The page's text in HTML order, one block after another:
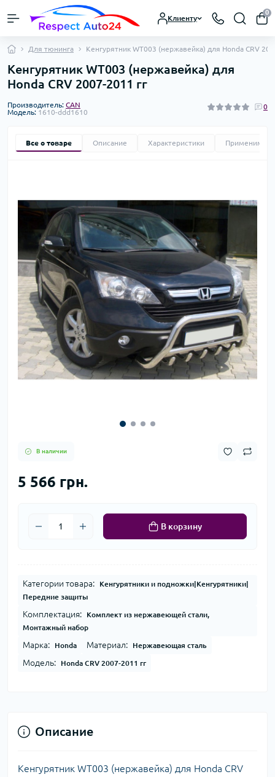
Клиенту
0
Для тюнинга Кенгурятник WT003 (нержавейка) для Honda CRV
Кенгурятник WT003 (нержавейка) для
Honda CRV 2007-2011 гг
Производитель: CAN
Модель: 1610-ddd1610
0
Все о товаре Описание Характеристики
В наличии
5 566 грн.
В корзину
Категории товара:
Кенгурятники и подножки|Кенгурятники|
Передние защиты
Комплектация:
Комплект из нержавеющей стали,
Монтажный набор
Марка: Honda Материал: Нержавеющая сталь
Модель: Honda CRV 2007-2011 гг
Описание
Кенгурятник WT003 (нержавейка) для Honda CRV